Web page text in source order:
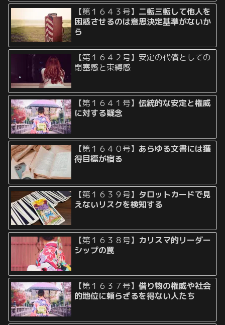
【第１６４３号】 二転三転して他人を
困惑させるのは意思決定基準がないか
ら
【第１６４２号】安定の代償としての
閉塞感と束縛感
【第１６４１号】伝統的な安定と権威
に対する疑念
【第１６４０号】 あらゆる文書には獲
得目標が宿る
【第１６３９号】 タロットカードで見
えないリスクを検知する
【第１６３８号】 カリスマ的リーダー
シップの罠
【第１６３７号】借り物の権威や社会
的地位に頼らざるを得ない人たち